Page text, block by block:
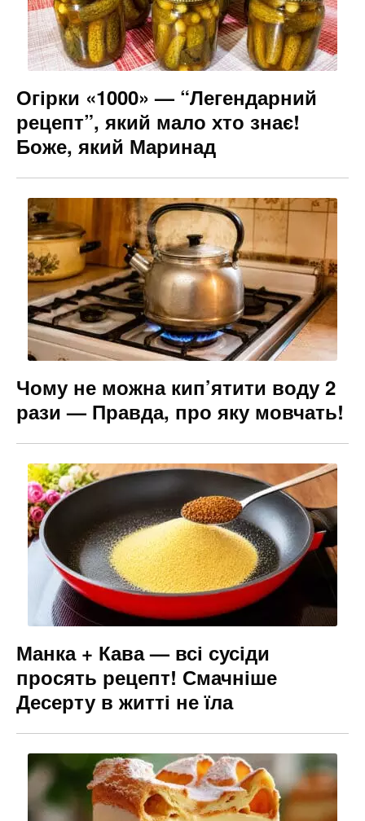
k
er
Огірки «1000» — “Легендарний
рецепт”, який мало хто знає!
Боже, який Маринад
Чому не можна кип’ятити воду 2
рази — Правда, про яку мовчать!
Манка + Кава — всі сусіди
просять рецепт! Смачніше
Десерту в житті не їла